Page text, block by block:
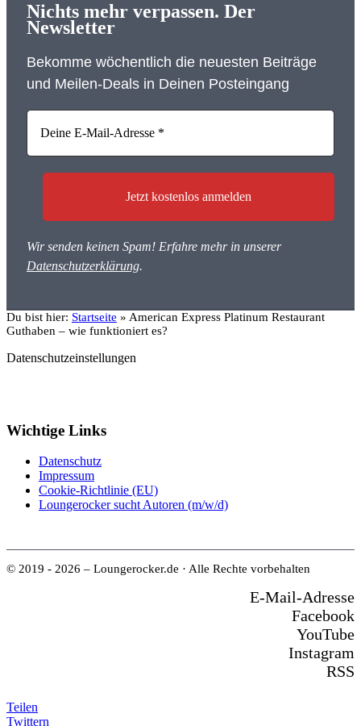
Nichts mehr verpassen. Der
Newsletter
Bekomme wöchentlich die neuesten Beiträge
und Meilen-Deals in Deinen Posteingang
Wir senden keinen Spam! Erfahre mehr in unserer
Datenschutzerklärung.
Du bist hier: Startseite » American Express Platinum Restaurant
Guthaben – wie funktioniert es?
Datenschutzeinstellungen
Wichtige Links
Datenschutz
Impressum
Cookie-Richtlinie (EU)
Loungerocker sucht Autoren (m/w/d)
© 2019 - 2026 – Loungerocker.de · Alle Rechte vorbehalten
E-Mail-Adresse
Facebook
YouTube
Instagram
RSS
Teilen
Twittern